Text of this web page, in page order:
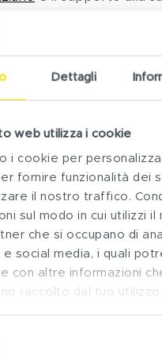
Dettagli
web utilizza i cookie
i cookie per
fornire funzionalità dei
il nostro traffico.
sul modo in cui utilizzi
che si occupano di
e social media, i quali
con altre informazioni
raccolto dal tuo utilizzo
della
crescente centralità dei
al mantenimento del
alcunidati rilevati
di seguito, presentati
Integratori & Salute
2024 .2